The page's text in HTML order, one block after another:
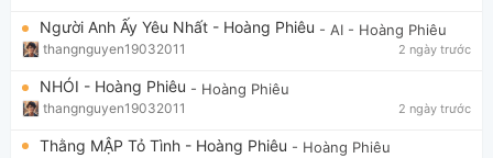
Yêu cầu hợp âm
Khóa học
Tắt quảng cáo
Người Anh Ấy Yêu Nhất - Hoàng Phiêu - AI - Hoàng Phiêu
thangnguyen19032011 2 ngày trước
NHÓI - Hoàng Phiêu - Hoàng Phiêu
thangnguyen19032011 2 ngày trước
Thằng MẬP Tỏ Tình - Hoàng Phiêu - Hoàng Phiêu